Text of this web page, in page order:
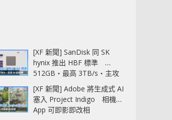
[XF 新聞] SanDisk 同 SK
hynix 推出 HBF 標準
512GB‧最高 3TB/s‧主攻
AI 記憶體
[XF 新聞] Adobe 將生成式 AI
塞入 Project Indigo 相機
App 可即影即改相